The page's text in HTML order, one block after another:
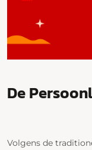
De
Volgens de